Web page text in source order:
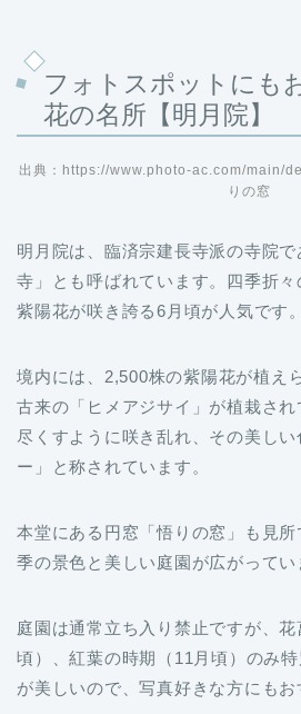
フォトスポットにも
花の名所【明月院】
出典：https://www.photo-ac.com/main/
りの窓
明月院は、臨済宗建長寺派の寺院
寺」とも呼ばれています。四季折々
紫陽花が咲き誇る6月頃が人気です。
境内には、2,500株の紫陽花が植え
古来の「ヒメアジサイ」が植栽さ
尽くすように咲き乱れ、その美し
ー」と称されています。
本堂にある円窓「悟りの窓」も見
季の景色と美しい庭園が広がってい
庭園は通常立ち入り禁止ですが、
頃）、紅葉の時期（11月頃）のみ
が美しいので、写真好きな方にもお